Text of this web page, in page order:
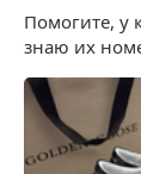
Помогите, у
знаю их